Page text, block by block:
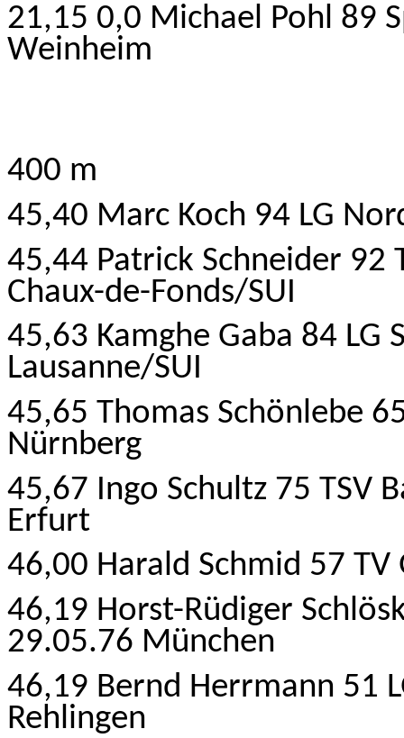
21,15 0,0 Michael Pohl 89
Weinheim
400 m
45,40 Marc Koch 94 LG
45,44 Patrick Schneider 92
Chaux-de-Fonds/SUI
45,63 Kamghe Gaba 84
Lausanne/SUI
45,65 Thomas Schönlebe
Nürnberg
45,67 Ingo Schultz 75 TSV
Erfurt
46,00 Harald Schmid 57 TV
46,19 Horst-Rüdiger
29.05.76 München
46,19 Bernd Herrmann 51
Rehlingen